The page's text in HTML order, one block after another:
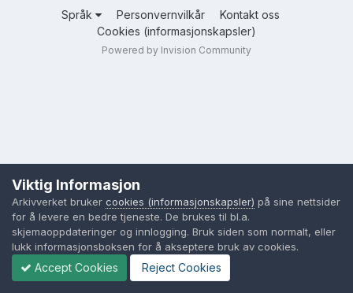
Språk Personvernvilkår
Kontakt oss
Cookies (informasjonskapsler)
Powered by Invision Community
Viktig Informasjon
Arkivverket bruker cookies (informasjonskapsler) på sine nettsider
for å levere en bedre tjeneste. De brukes til bl.a.
skjemaoppdateringer og innlogging. Bruk siden som normalt, eller
lukk informasjonsboksen for å akseptere bruk av cookies.
Accept Cookies Reject Cookies